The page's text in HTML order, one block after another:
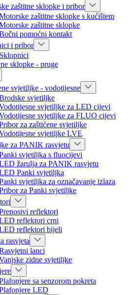
zaštitne sklopke i pribor
zaštitne sklopke s kućištem
zaštitne sklopke
pomoćni kontakt
i pribor
Sklopnici
sklopke - pruge
svjetiljke - vodotijesne
svjetiljke
svjetiljke za LED cijevi
svjetiljke za FLUO cijevi
za zaštićene svjetiljke
svjetiljke LVE
za PANIK rasvjetu
svjetiljka s fluocijevi
žarulja za PANIK rasvjetu
Panki svjetiljka
svjetiljka za označavanje izlaza
za Panki svjetiljke
reflektori
reflektori crni
reflektori bijeli
rasvjeta
lanci
zidne svjetiljke
sa senzorom pokreta
LED